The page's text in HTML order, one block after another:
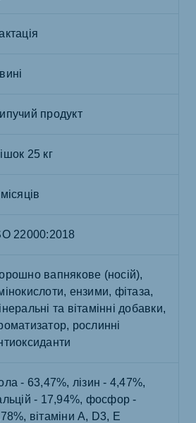
продукт
25 кг
22000:2018
вапнякове (носій),
ензими, фітаза,
та вітамінні добавки,
рослинні
- 63,47%, лізин - 4,47%,
- 17,94%, фосфор -
вітаміни A, D3, E